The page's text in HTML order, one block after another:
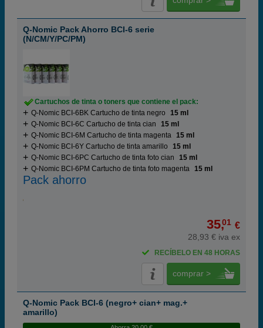
Q-Nomic Pack Ahorro BCI-6 serie
(N/CM/Y/PC/PM)
Cartuchos de tinta o toners que contiene el pack:
Q-Nomic BCI-6BK Cartucho de tinta negro
15 ml
Q-Nomic BCI-6C Cartucho de tinta cian
15 ml
Q-Nomic BCI-6M Cartucho de tinta magenta 15 ml
Q-Nomic BCI-6Y Cartucho de tinta amarillo
15 ml
Q-Nomic BCI-6PC Cartucho de tinta foto cian
15 ml
Q-Nomic BCI-6PM Cartucho de tinta foto magenta 15 ml
Pack ahorro
35,01 €
28,93 € iva ex
RECÍBELO EN 48 HORAS
comprar >
Q-Nomic Pack BCI-6 (negro+ cian+ mag.+
amarillo)